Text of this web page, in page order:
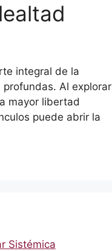
integral de la
Al explorar
mayor libertad
puede abrir la
Sistémica